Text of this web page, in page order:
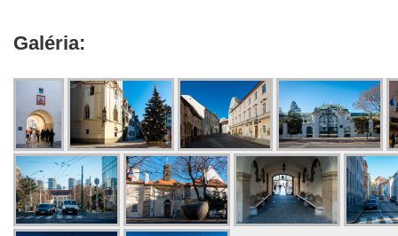
Galéria: